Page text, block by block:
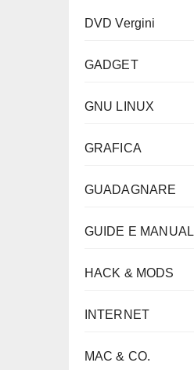
DVD Vergini
GADGET
GNU LINUX
GRAFICA
GUADAGNARE
GUIDE E MANUALI
HACK & MODS
INTERNET
MAC & CO.